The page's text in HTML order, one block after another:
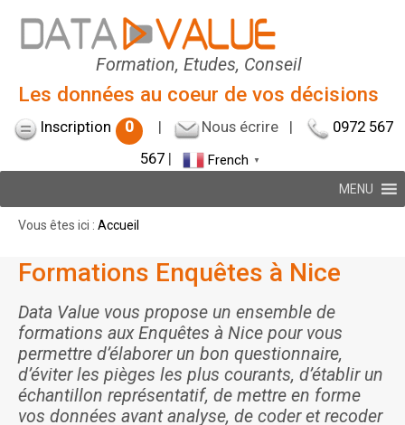
Formation, Etudes, Conseil
Les données au coeur de vos décisions
Inscription 0 | Nous écrire |
0972 567
567 | French ▼
MENU
Vous êtes ici : Accueil
Formations Enquêtes à Nice
Data Value vous propose un ensemble de
formations aux Enquêtes à Nice pour vous
permettre d’élaborer un bon questionnaire,
d’éviter les pièges les plus courants, d’établir un
échantillon représentatif, de mettre en forme
vos données avant analyse, de coder et recoder